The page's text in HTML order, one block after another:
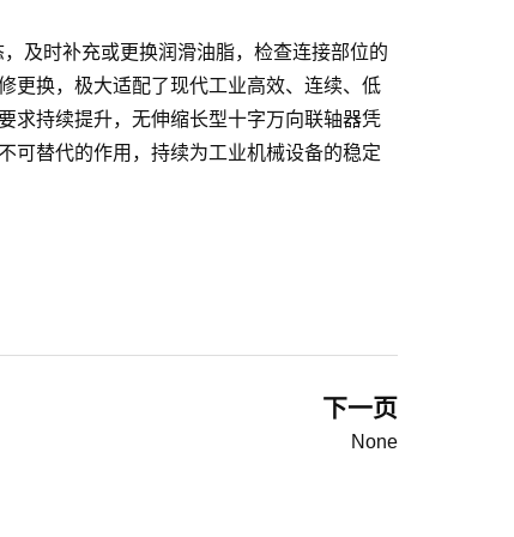
及时补充或更换润滑油脂，检查连接部位的
更换，极大适配了现代工业高效、连续、低
求持续提升，无伸缩长型十字万向联轴器凭
可替代的作用，持续为工业机械设备的稳定
下一页
None